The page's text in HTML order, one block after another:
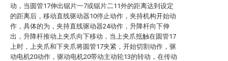
动，当圆管17伸出锯片一7或锯片二11外的距离达到设定
的距离后，移动直线驱动器10停止动作，夹持机构开始动
作，具体的为，夹持直线驱动器24动作，升降杆向下伸
出，升降杆推动上夹爪向下移动，当上夹爪抵触在圆管17
上时，上夹爪和下夹爪将圆管17夹紧，开始切割动作，驱
动电机20动作，驱动电机20带动主动轮13的转动，在传动